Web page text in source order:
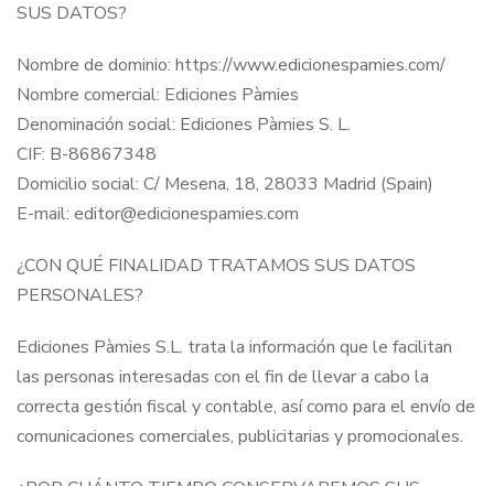
SUS DATOS?
Nombre de dominio: https://www.edicionespamies.com/
Nombre comercial: Ediciones Pàmies
Denominación social: Ediciones Pàmies S. L.
CIF: B-86867348
Domicilio social: C/ Mesena, 18, 28033 Madrid (Spain)
E-mail: editor@edicionespamies.com
¿CON QUÉ FINALIDAD TRATAMOS SUS DATOS
PERSONALES?
Ediciones Pàmies S.L. trata la información que le facilitan
las personas interesadas con el fin de llevar a cabo la
correcta gestión fiscal y contable, así como para el envío de
comunicaciones comerciales, publicitarias y promocionales.